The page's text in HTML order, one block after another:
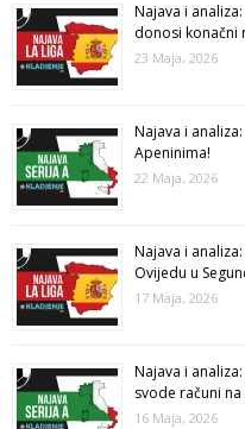
Najava i
donosi konačni
23 Maja, 2026
Najava i
Apeninima!
22 Maja, 2026
Najava i
Ovijedu u
17 Maja, 2026
Najava i
svode računi
16 Maja, 2026